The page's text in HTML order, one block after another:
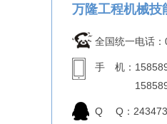
万隆工程机械技
全国统一电话
手 机：
Q Q：